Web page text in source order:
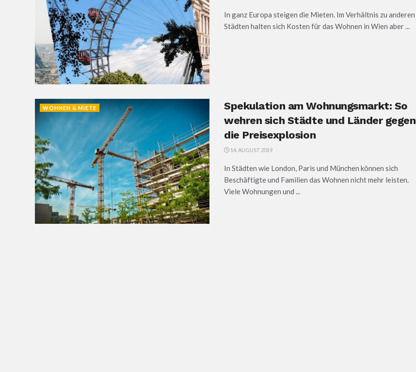
In ganz Europa steigen die Mieten. Im Verhältnis zu anderen
Städten halten sich Kosten für das Wohnen in Wien aber ...
WOHNEN & MIETE
Spekulation am Wohnungsmarkt: So
wehren sich Städte und Länder gegen
die Preisexplosion
14. AUGUST 2019
In Städten wie London, Paris und München können sich
Beschäftigte und Familien das Wohnen nicht mehr leisten.
Viele Wohnungen und ...